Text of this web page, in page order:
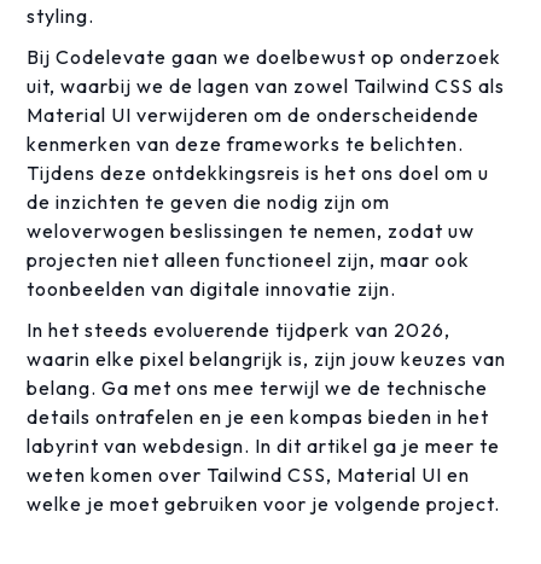
styling.
Bij Codelevate gaan we doelbewust op onderzoek
uit, waarbij we de lagen van zowel Tailwind CSS als
Material UI verwijderen om de onderscheidende
kenmerken van deze frameworks te belichten.
Tijdens deze ontdekkingsreis is het ons doel om u
de inzichten te geven die nodig zijn om
weloverwogen beslissingen te nemen, zodat uw
projecten niet alleen functioneel zijn, maar ook
toonbeelden van digitale innovatie zijn.
In het steeds evoluerende tijdperk van 2026,
waarin elke pixel belangrijk is, zijn jouw keuzes van
belang. Ga met ons mee terwijl we de technische
details ontrafelen en je een kompas bieden in het
labyrint van webdesign. In dit artikel ga je meer te
weten komen over Tailwind CSS, Material UI en
welke je moet gebruiken voor je volgende project.